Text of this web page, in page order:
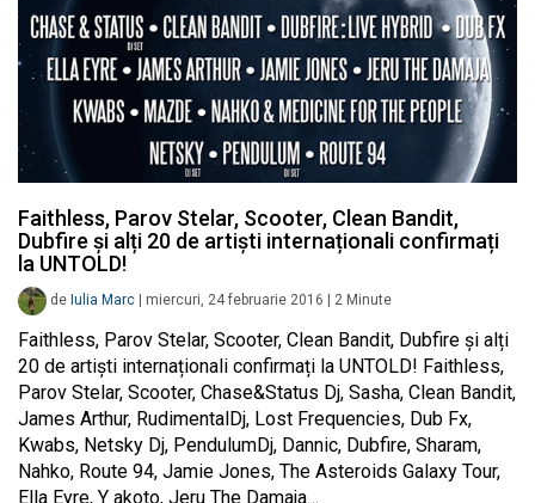
Faithless, Parov Stelar, Scooter, Clean Bandit,
Dubfire și alți 20 de artiști internaționali confirmați
la UNTOLD!
de Iulia Marc miercuri, 24 februarie 2016 2 Minute
Faithless, Parov Stelar, Scooter, Clean Bandit, Dubfire și alți
20 de artiști internaționali confirmați la UNTOLD! Faithless,
Parov Stelar, Scooter, Chase&Status Dj, Sasha, Clean Bandit,
James Arthur, RudimentalDj, Lost Frequencies, Dub Fx,
Kwabs, Netsky Dj, PendulumDj, Dannic, Dubfire, Sharam,
Nahko, Route 94, Jamie Jones, The Asteroids Galaxy Tour,
Ella Eyre, Y akoto, Jeru The Damaja…